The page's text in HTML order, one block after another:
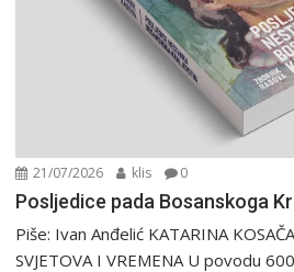
21/07/2026 klis 0
Posljedice pada Bosanskoga
Piše: Ivan Anđelić KATARINA
SVJETOVA I VREMENA U povodu